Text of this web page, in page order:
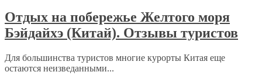
Отдых на побережье Желтого моря
Бэйдайхэ (Китай). Отзывы туристов
Для большинства туристов многие курорты Китая еще
остаются неизведанными...